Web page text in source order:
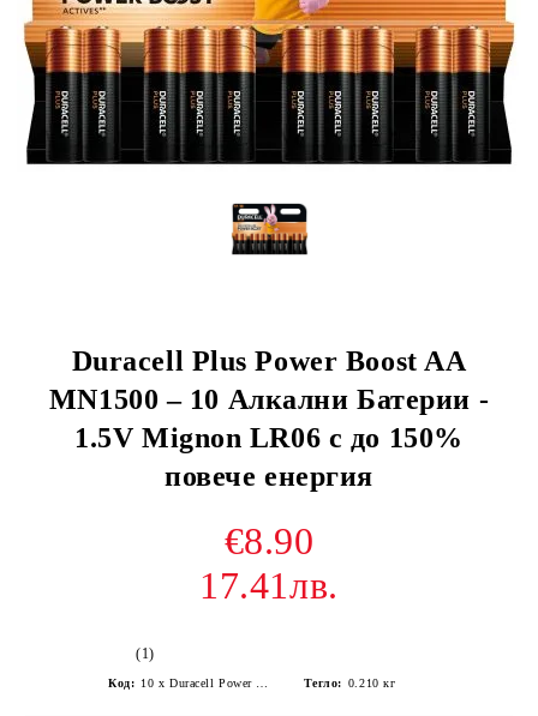
Duracell Plus Power Boost AA
MN1500 – 10 Алкални Батерии -
1.5V Mignon LR06 с до 150%
повече енергия
€8.90
17.41лв.
(1)
Код: Тегло: 0.210 кг